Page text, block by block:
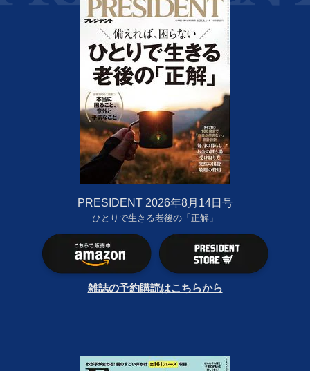
PRESIDENT 2026年8月14日号
ひとりで生きる老後の「正解」
雑誌の予約購読はこちらから